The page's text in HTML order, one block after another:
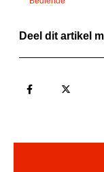
Deel dit artikel